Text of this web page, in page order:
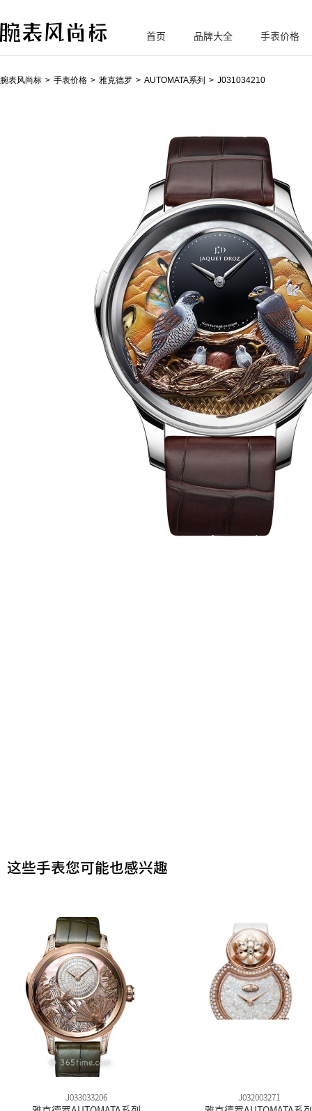
腕
首页 品牌大全 手表价格
腕表风尚标 手表价格 雅克德罗 AUTOMATA系列 J031034210
这些手表您可能也感兴趣
J033033206 J032003271